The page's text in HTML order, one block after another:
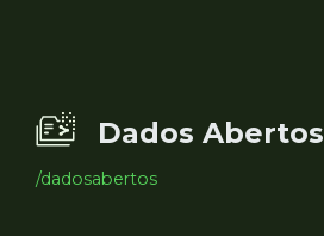
Dados Abertos
/dadosabertos